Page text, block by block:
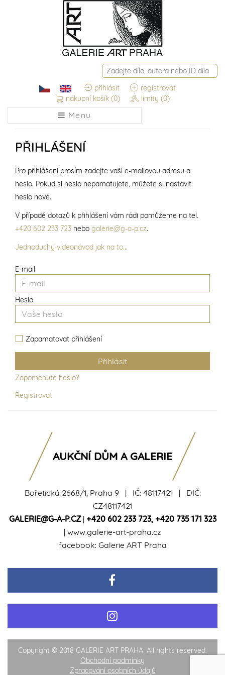
přihlásit
registrovat
nákupní košík (0) limity (0)
Menu
PŘIHLÁŠENÍ
E-mail
Heslo
Zapamatovat přihlášení
Zapomenuté heslo?
Registrovat
Pro přihlášení prosím zadejte vaši e-mailovou adresu a
heslo. Pokud si heslo nepamatujete, můžete si nastavit
heslo nové.
V případě dotazů k přihlášení vám rádi pomůžeme na tel.
+420 602 233 723 nebo galerie@g-a-p.cz.
Jednoduchý videonávod jak na to...
Bořetická 2668/1, Praha 9 | IČ: 48117421 | DIČ:
CZ48117421
GALERIE@G-A-P.CZ| +420 602 233 723, +420 735 171 323
| www.galerie-art-praha.cz
facebook: Galerie ART Praha
AUKČNÍ DŮM A GALERIE
Copyright © 2018 GALERIE ART PRAHA. All rights reserved.
Obchodní podmínky
Zpracování osobních údajů